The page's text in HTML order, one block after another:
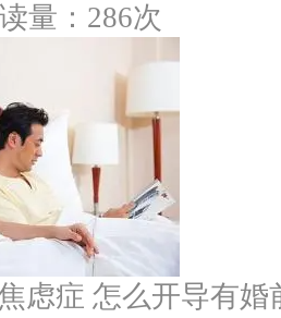
量：286次
虑症 怎么开导有婚